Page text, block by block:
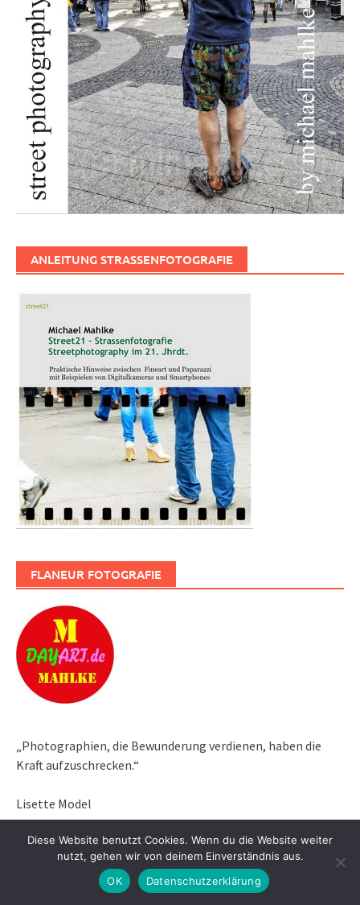
ANLEITUNG STRASSENFOTOGRAFIE
FLANEUR FOTOGRAFIE
„Photographien, die Bewunderung verdienen, haben die
Kraft aufzuschrecken.“
Lisette Model
„Ein gutes Foto ist ein Foto, auf das man länger als eine
Sekunde schaut.“
Diese Website benutzt Cookies. Wenn du die Website weiter
nutzt, gehen wir von deinem Einverständnis aus.
OK
Datenschutzerklärung